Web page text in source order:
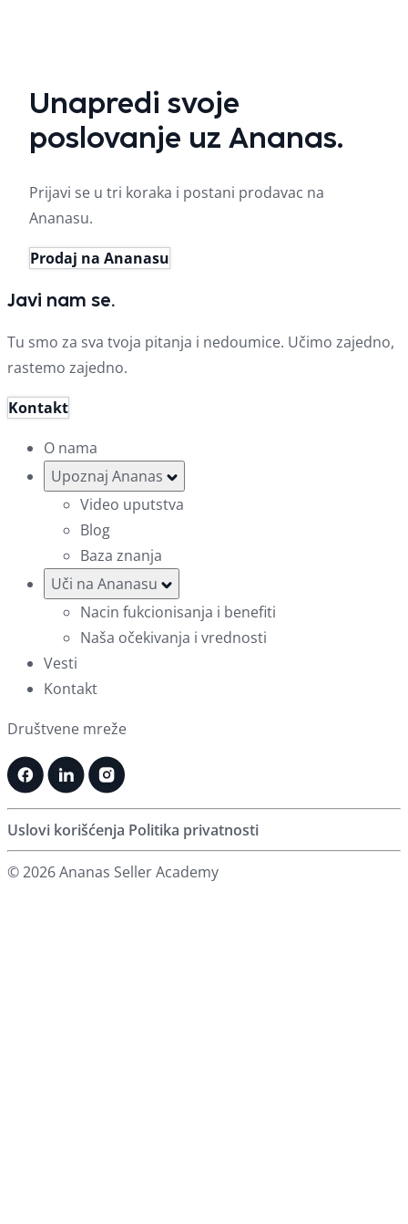
Unapredi svoje
poslovanje uz Ananas.
Prijavi se u tri koraka i postani prodavac na
Ananasu.
Prodaj na Ananasu
Javi nam se.
Tu smo za sva tvoja pitanja i nedoumice. Učimo zajedno,
rastemo zajedno.
Kontakt
O nama
Upoznaj Ananas
Video uputstva
Blog
Baza znanja
Uči na Ananasu
Nacin fukcionisanja i benefiti
Naša očekivanja i vrednosti
Vesti
Kontakt
Društvene mreže
Uslovi korišćenja Politika privatnosti
© 2026 Ananas Seller Academy